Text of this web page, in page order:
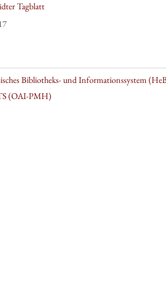
Tagblatt
Bibliotheks- und Informationssystem
(OAI-PMH)